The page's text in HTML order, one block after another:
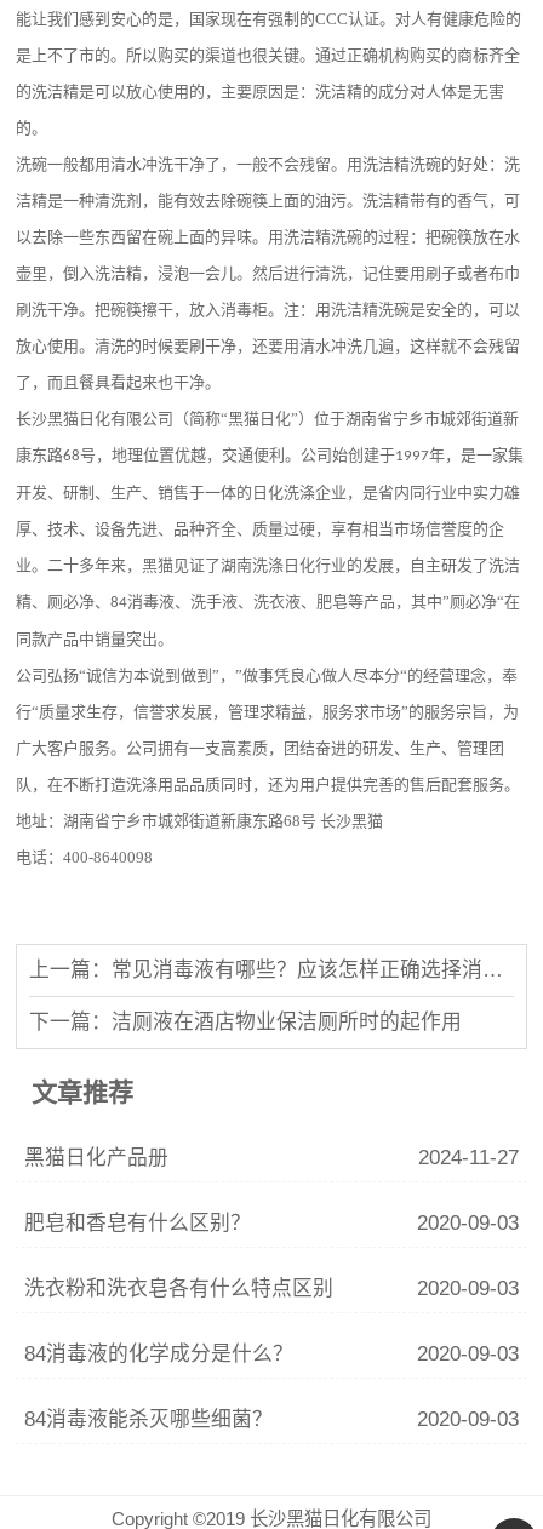
能让我们感到安心的是，国家现在有强制的CCC认证。对人有健康危险的
是上不了市的。所以购买的渠道也很关键。通过正确机构购买的商标齐全
的洗洁精是可以放心使用的，主要原因是：洗洁精的成分对人体是无害
的。
洗碗一般都用清水冲洗干净了，一般不会残留。用洗洁精洗碗的好处：洗
洁精是一种清洗剂，能有效去除碗筷上面的油污。洗洁精带有的香气，可
以去除一些东西留在碗上面的异味。用洗洁精洗碗的过程：把碗筷放在水
壶里，倒入洗洁精，浸泡一会儿。然后进行清洗，记住要用刷子或者布巾
刷洗干净。把碗筷擦干，放入消毒柜。注：用洗洁精洗碗是安全的，可以
放心使用。清洗的时候要刷干净，还要用清水冲洗几遍，这样就不会残留
了，而且餐具看起来也干净。
长沙黑猫日化有限公司（简称“黑猫日化”）位于湖南省宁乡市城郊街道新
康东路68号，地理位置优越，交通便利。公司始创建于1997年，是一家集
开发、研制、生产、销售于一体的日化洗涤企业，是省内同行业中实力雄
厚、技术、设备先进、品种齐全、质量过硬，享有相当市场信誉度的企
业。二十多年来，黑猫见证了湖南洗涤日化行业的发展，自主研发了洗洁
精、厕必净、84消毒液、洗手液、洗衣液、肥皂等产品，其中”厕必净“在
同款产品中销量突出。
公司弘扬“诚信为本说到做到”，”做事凭良心做人尽本分“的经营理念，奉
行“质量求生存，信誉求发展，管理求精益，服务求市场”的服务宗旨，为
广大客户服务。公司拥有一支高素质，团结奋进的研发、生产、管理团
队，在不断打造洗涤用品品质同时，还为用户提供完善的售后配套服务。
地址：湖南省宁乡市城郊街道新康东路68号 长沙黑猫
电话：400-8640098
上一篇：常见消毒液有哪些？应该怎样正确选择消毒液？
下一篇：洁厕液在酒店物业保洁厕所时的起作用
文章推荐
黑猫日化产品册 2024-11-27
肥皂和香皂有什么区别？ 2020-09-03
洗衣粉和洗衣皂各有什么特点区别 2020-09-03
84消毒液的化学成分是什么？ 2020-09-03
84消毒液能杀灭哪些细菌？ 2020-09-03
Copyright ©2019 长沙黑猫日化有限公司